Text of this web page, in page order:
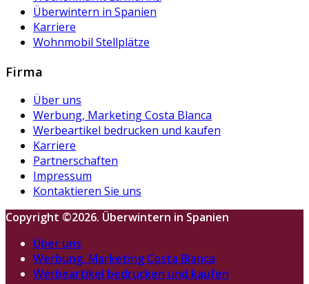
Überwintern in Spanien
Karriere
Wohnmobil Stellplätze
Firma
Über uns
Werbung, Marketing Costa Blanca
Werbeartikel bedrucken und kaufen
Karriere
Partnerschaften
Impressum
Kontaktieren Sie uns
Copyright ©2026. Überwintern in Spanien
Über uns
Werbung, Marketing Costa Blanca
Werbeartikel bedrucken und kaufen